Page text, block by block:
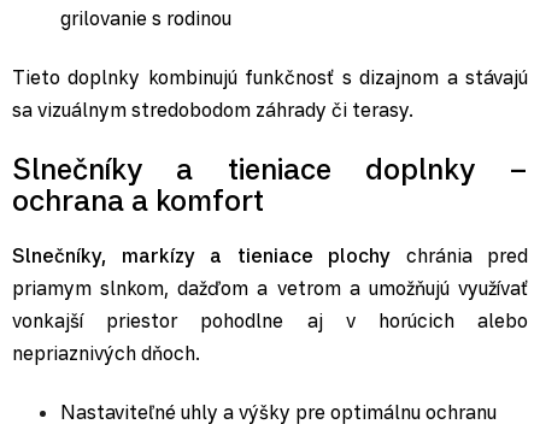
grilovanie s rodinou
Tieto doplnky kombinujú funkčnosť s dizajnom a stávajú
sa vizuálnym stredobodom záhrady či terasy.
Slnečníky a tieniace doplnky –
ochrana a komfort
Slnečníky, markízy a tieniace plochy chránia pred
priamym slnkom, dažďom a vetrom a umožňujú využívať
vonkajší priestor pohodlne aj v horúcich alebo
nepriaznivých dňoch.
Nastaviteľné uhly a výšky pre optimálnu ochranu